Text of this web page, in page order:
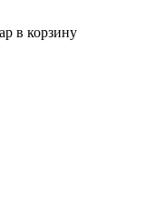
в корзину